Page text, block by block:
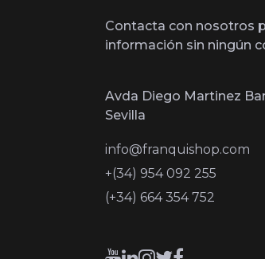
Contacta con nosotros
información sin ningún
Avda Diego Martinez
Sevilla
info@franquishop.com
+(34) 954 092 255
(+34) 664 354 752